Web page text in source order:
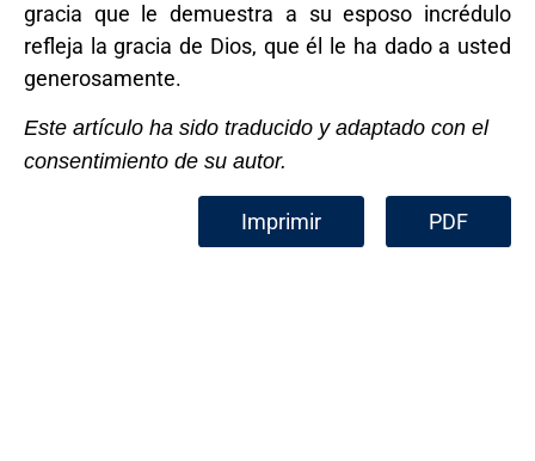
gracia que le demuestra a su esposo incrédulo
refleja la gracia de Dios, que él le ha dado a usted
generosamente.
Este artículo ha sido traducido y adaptado con el
consentimiento de su autor.
Imprimir PDF